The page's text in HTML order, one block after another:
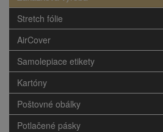
Stretch fólie
AirCover
Samolepiace etikety
Kartóny
Poštovné obálky
Potlačené pásky